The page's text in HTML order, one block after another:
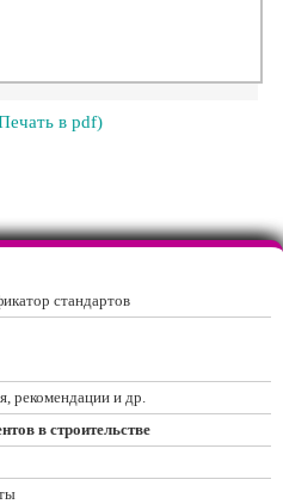
в pdf)
стандартов
рекомендации и др.
в строительстве